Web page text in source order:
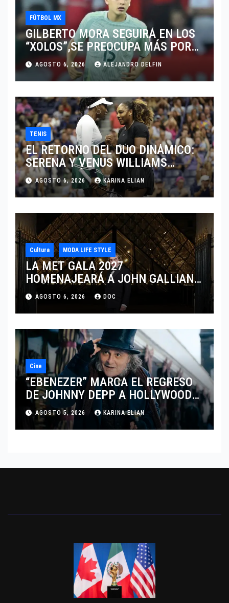
FÚTBOL MX
GILBERTO MORA SEGUIRÁ EN LOS
“XOLOS”,SE PREOCUPA MÁS POR
JUGAR EN SU EQUIPO.
AGOSTO 6, 2026 ALEJANDRO DELFIN
TENIS
EL RETORNO DEL DÚO DINÁMICO:
SERENA Y VENUS WILLIAMS
DISPUTARÁN LOS DOBLES EN
CINCINNATI 2026
AGOSTO 6, 2026 KARINA ELIAN
Cultura MODA LIFE STYLE
LA MET GALA 2027
HOMENAJEARÁ A JOHN GALLIANO
MARCANDO EL REGRESO DEL REY
DEL DRAMATISMO
AGOSTO 6, 2026 DOC
Cine
“EBENEZER” MARCA EL REGRESO
DE JOHNNY DEPP A HOLLYWOOD
TRAS SU PASO POR EL CINE
INDEPENDIENTE EUROPEO
AGOSTO 5, 2026 KARINA ELIAN